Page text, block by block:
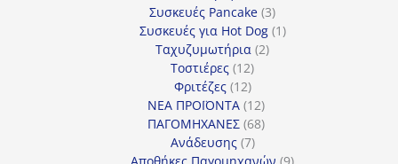
προϊόν
Συσκευές Pancake 33
προϊόντα
Συσκευές για Hot Dog 11
Ταχυζυμωτήρια 22
Τοστιέρες 1212
προϊόντα
Φριτέζες 1212
προϊόντα
ΝΕΑ ΠΡΟΪΟΝΤΑ 1212
προϊόντα
ΠΑΓΟΜΗΧΑΝΕΣ 6868
Ανάδευσης 77
προϊόντα
Αποθήκες Παγομηχανών 99